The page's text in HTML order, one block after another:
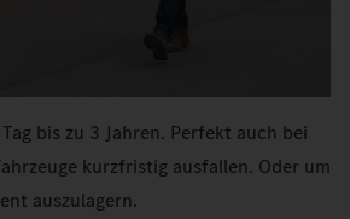
bis zu 3 Jahren. Perfekt auch bei
kurzfristig ausfallen. Oder um
auszulagern.